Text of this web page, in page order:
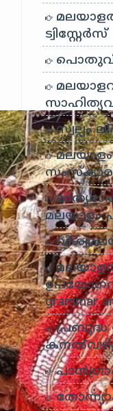
ട്വിസ്റ്റേർസ്
സ്വല്പം
മലയാളം
grammar
പ്രബുദ്ധ